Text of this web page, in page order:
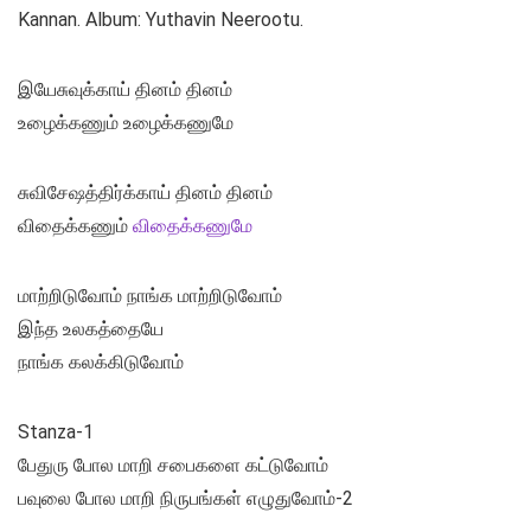
Kannan. Album: Yuthavin Neerootu.
இயேசுவுக்காய் தினம் தினம்
உழைக்கணும் உழைக்கணுமே
சுவிசேஷத்திர்க்காய் தினம் தினம்
விதைக்கணும் விதைக்கணுமே
மாற்றிடுவோம் நாங்க மாற்றிடுவோம்
இந்த உலகத்தையே
நாங்க கலக்கிடுவோம்
Stanza-1
பேதுரு போல மாறி சபைகளை கட்டுவோம்
பவுலை போல மாறி நிருபங்கள் எழுதுவோம்-2